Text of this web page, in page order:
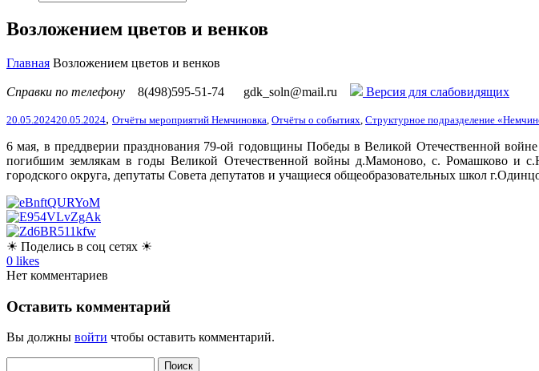
Возложением цветов и венков
Главная Возложением цветов и венков
Справки по телефону 8(498)595-51-74 gdk_soln@mail.ru Версия для слабовидящих
20.05.202420.05.2024, Отчёты мероприятий Немчиновка Отчёты о событиях Структурное подразделение
6 мая, в преддверии празднования 79-ой годовщины Победы в Великой Отечественной войне
погибшим землякам в годы Великой Отечественной войны д.Мамоново, с. Ромашково и
городского округа, депутаты Совета депутатов и учащиеся общеобразовательных школ
☀ Поделись в соц сетях ☀
0 likes
Нет комментариев
Оставить комментарий
Вы должны войти чтобы оставить комментарий.